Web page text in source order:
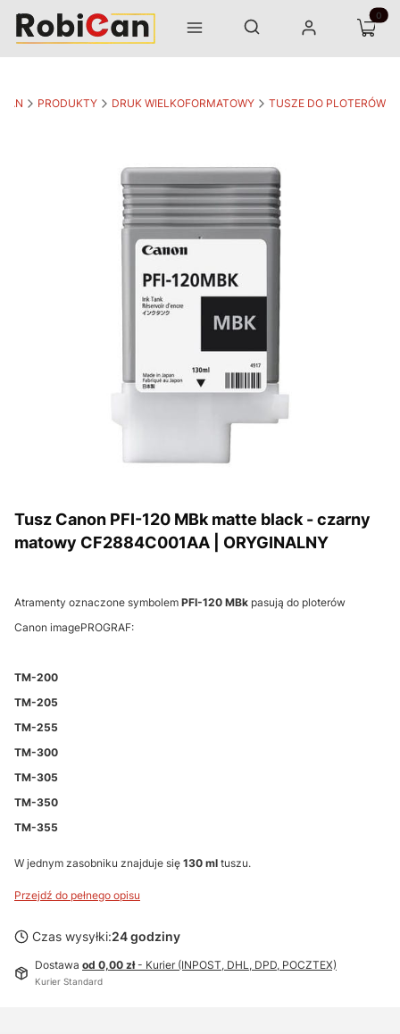
Menu Otwórz wyszukiwarkę
Szukaj Zaloguj się Koszyk
PRODUKTY DRUK WIELKOFORMATOWY TUSZE DO PLOTERÓW
Tusz Canon PFI-120 MBk matte black - czarny
matowy CF2884C001AA | ORYGINALNY
Atramenty oznaczone symbolem PFI-120 MBk pasują do ploterów
Canon imagePROGRAF:
TM-200
TM-205
TM-255
TM-300
TM-305
TM-350
TM-355
W jednym zasobniku znajduje się 130 ml tuszu.
Przejdź do pełnego opisu
Czas wysyłki:24 godziny
Dostawa od 0,00 zł- Kurier (INPOST, DHL, DPD, POCZTEX)
Kurier Standard